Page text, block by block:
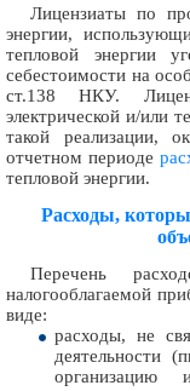
Лицензиаты по
энергии,
тепловой энергии
себестоимости на
ст.138 НКУ.
электрической и/или
такой реализации,
отчетном периоде
тепловой энергии.
Расходы,
Перечень
налогооблагаемой
виде:
расходы, не
деятельности
организацию